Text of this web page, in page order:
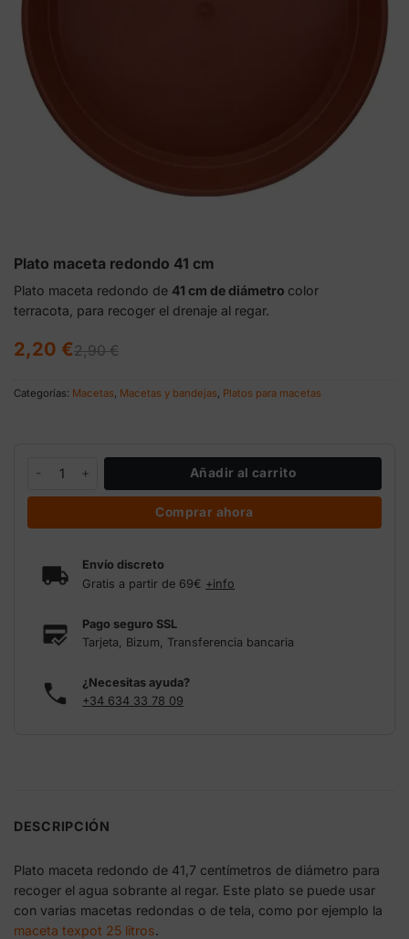
Plato maceta redondo 41 cm
Plato maceta redondo de 41 cm de diámetro color
terracota, para recoger el drenaje al regar.
2,90€
El
precio
era:
2,20 €
El
precio
es:
Categorías: Macetas Macetas y bandejas Platos para macetas
Plato maceta redondo 41 cm cantidad
Añadir al carrito
Comprar ahora
Envío discreto
Gratis a partir de 69€ +info
Pago seguro SSL
Tarjeta, Bizum, Transferencia bancaria
¿Necesitas ayuda?
+34 634 33 78 09
DESCRIPCIÓN
Plato maceta redondo de 41,7 centímetros de diámetro para
recoger el agua sobrante al regar. Este plato se puede usar
con varias macetas redondas o de tela, como por ejemplo la
maceta texpot 25 litros.